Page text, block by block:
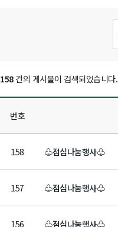
158건의 게시물이 검색되었습니다.
번호
158 ♧점심나눔행사♧
157 ♧점심나눔행사♧
156 ♧점심나눔행사♧